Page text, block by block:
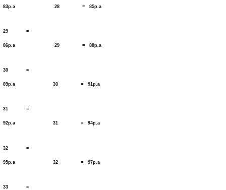
83p.a 28 = 85p.a
29 =
86p.a 29 = 88p.a
30 =
89p.a 30 = 91p.a
31 =
92p.a 31 = 94p.a
32 =
95p.a 32 = 97p.a
33 =